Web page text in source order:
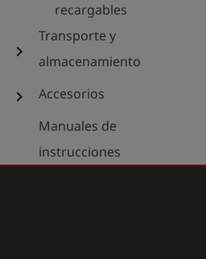
recargables
chevron_right
Transporte y
almacenamiento
chevron_right
Accesorios
Manuales de
instrucciones